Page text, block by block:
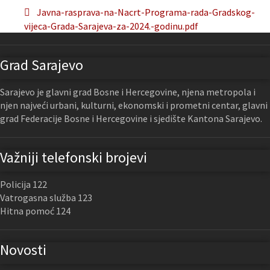
Javna-rasprava-na-Nacrt-Programa-rada-Gradskog-
vijeca-Grada-Sarajeva-za-2024.-godinu.pdf
Grad Sarajevo
Sarajevo je glavni grad Bosne i Hercegovine, njena metropola i
njen najveći urbani, kulturni, ekonomski i prometni centar, glavni
grad Federacije Bosne i Hercegovine i sjedište Kantona Sarajevo.
Važniji telefonski brojevi
Policija 122
Vatrogasna služba 123
Hitna pomoć 124
Novosti